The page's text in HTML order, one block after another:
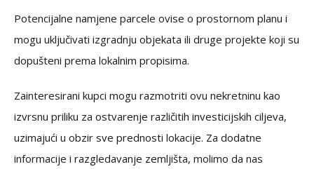
Potencijalne namjene parcele ovise o prostornom planu i
mogu uključivati izgradnju objekata ili druge projekte koji su
dopušteni prema lokalnim propisima.
Zainteresirani kupci mogu razmotriti ovu nekretninu kao
izvrsnu priliku za ostvarenje različitih investicijskih ciljeva,
uzimajući u obzir sve prednosti lokacije. Za dodatne
informacije i razgledavanje zemljišta, molimo da nas